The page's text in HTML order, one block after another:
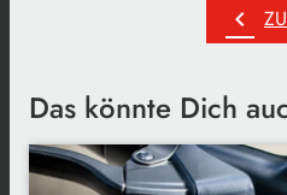
chevron_left
Das könnte Dich